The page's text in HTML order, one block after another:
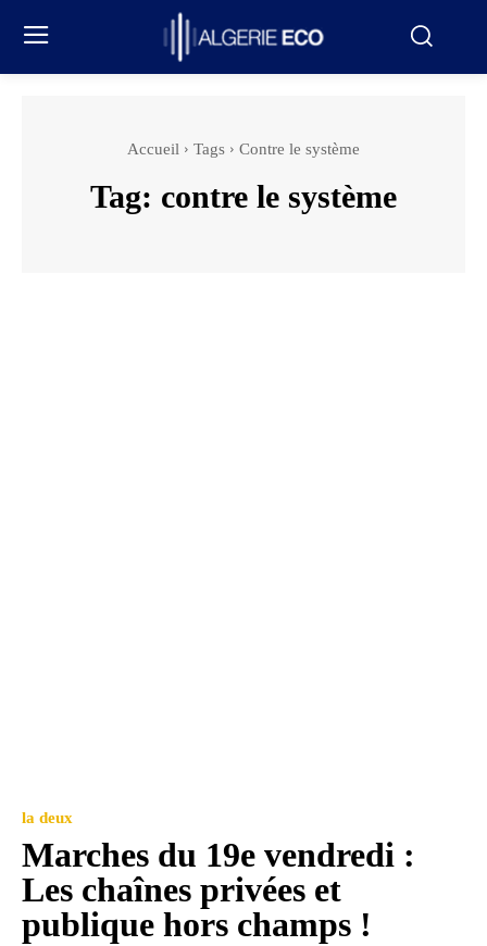
Accueil Tags Contre le système
Tag: contre le système
la deux
Marches du 19e vendredi :
Les chaînes privées et
publique hors champs !